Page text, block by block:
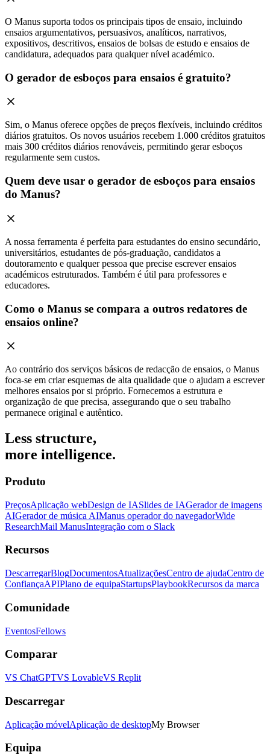
O Manus suporta todos os principais tipos de ensaio, incluindo
ensaios argumentativos, persuasivos, analíticos, narrativos,
expositivos, descritivos, ensaios de bolsas de estudo e ensaios de
candidatura, adequados para qualquer nível académico.
O gerador de esboços para ensaios é gratuito?
Sim, o Manus oferece opções de preços flexíveis, incluindo créditos
diários gratuitos. Os novos usuários recebem 1.000 créditos gratuitos
mais 300 créditos diários renováveis, permitindo gerar esboços
regularmente sem custos.
Quem deve usar o gerador de esboços para ensaios
do Manus?
A nossa ferramenta é perfeita para estudantes do ensino secundário,
universitários, estudantes de pós-graduação, candidatos a
doutoramento e qualquer pessoa que precise escrever ensaios
académicos estruturados. Também é útil para professores e
educadores.
Como o Manus se compara a outros redatores de
ensaios online?
Ao contrário dos serviços básicos de redacção de ensaios, o Manus
foca-se em criar esquemas de alta qualidade que o ajudam a escrever
melhores ensaios por si próprio. Fornecemos a estrutura e
organização de que precisa, assegurando que o seu trabalho
permanece original e autêntico.
Less structure,
more intelligence.
Produto
PreçosAplicação webDesign de IASlides de IAGerador de imagens
AIGerador de música AIManus operador do navegadorWide
ResearchMail ManusIntegração com o Slack
Recursos
DescarregarBlogDocumentosAtualizaçõesCentro de ajudaCentro de
ConfiançaAPIPlano de equipaStartupsPlaybookRecursos da marca
Comunidade
EventosFellows
Comparar
VS ChatGPTVS LovableVS Replit
Descarregar
Aplicação móvelAplicação de desktopMy Browser
Equipa